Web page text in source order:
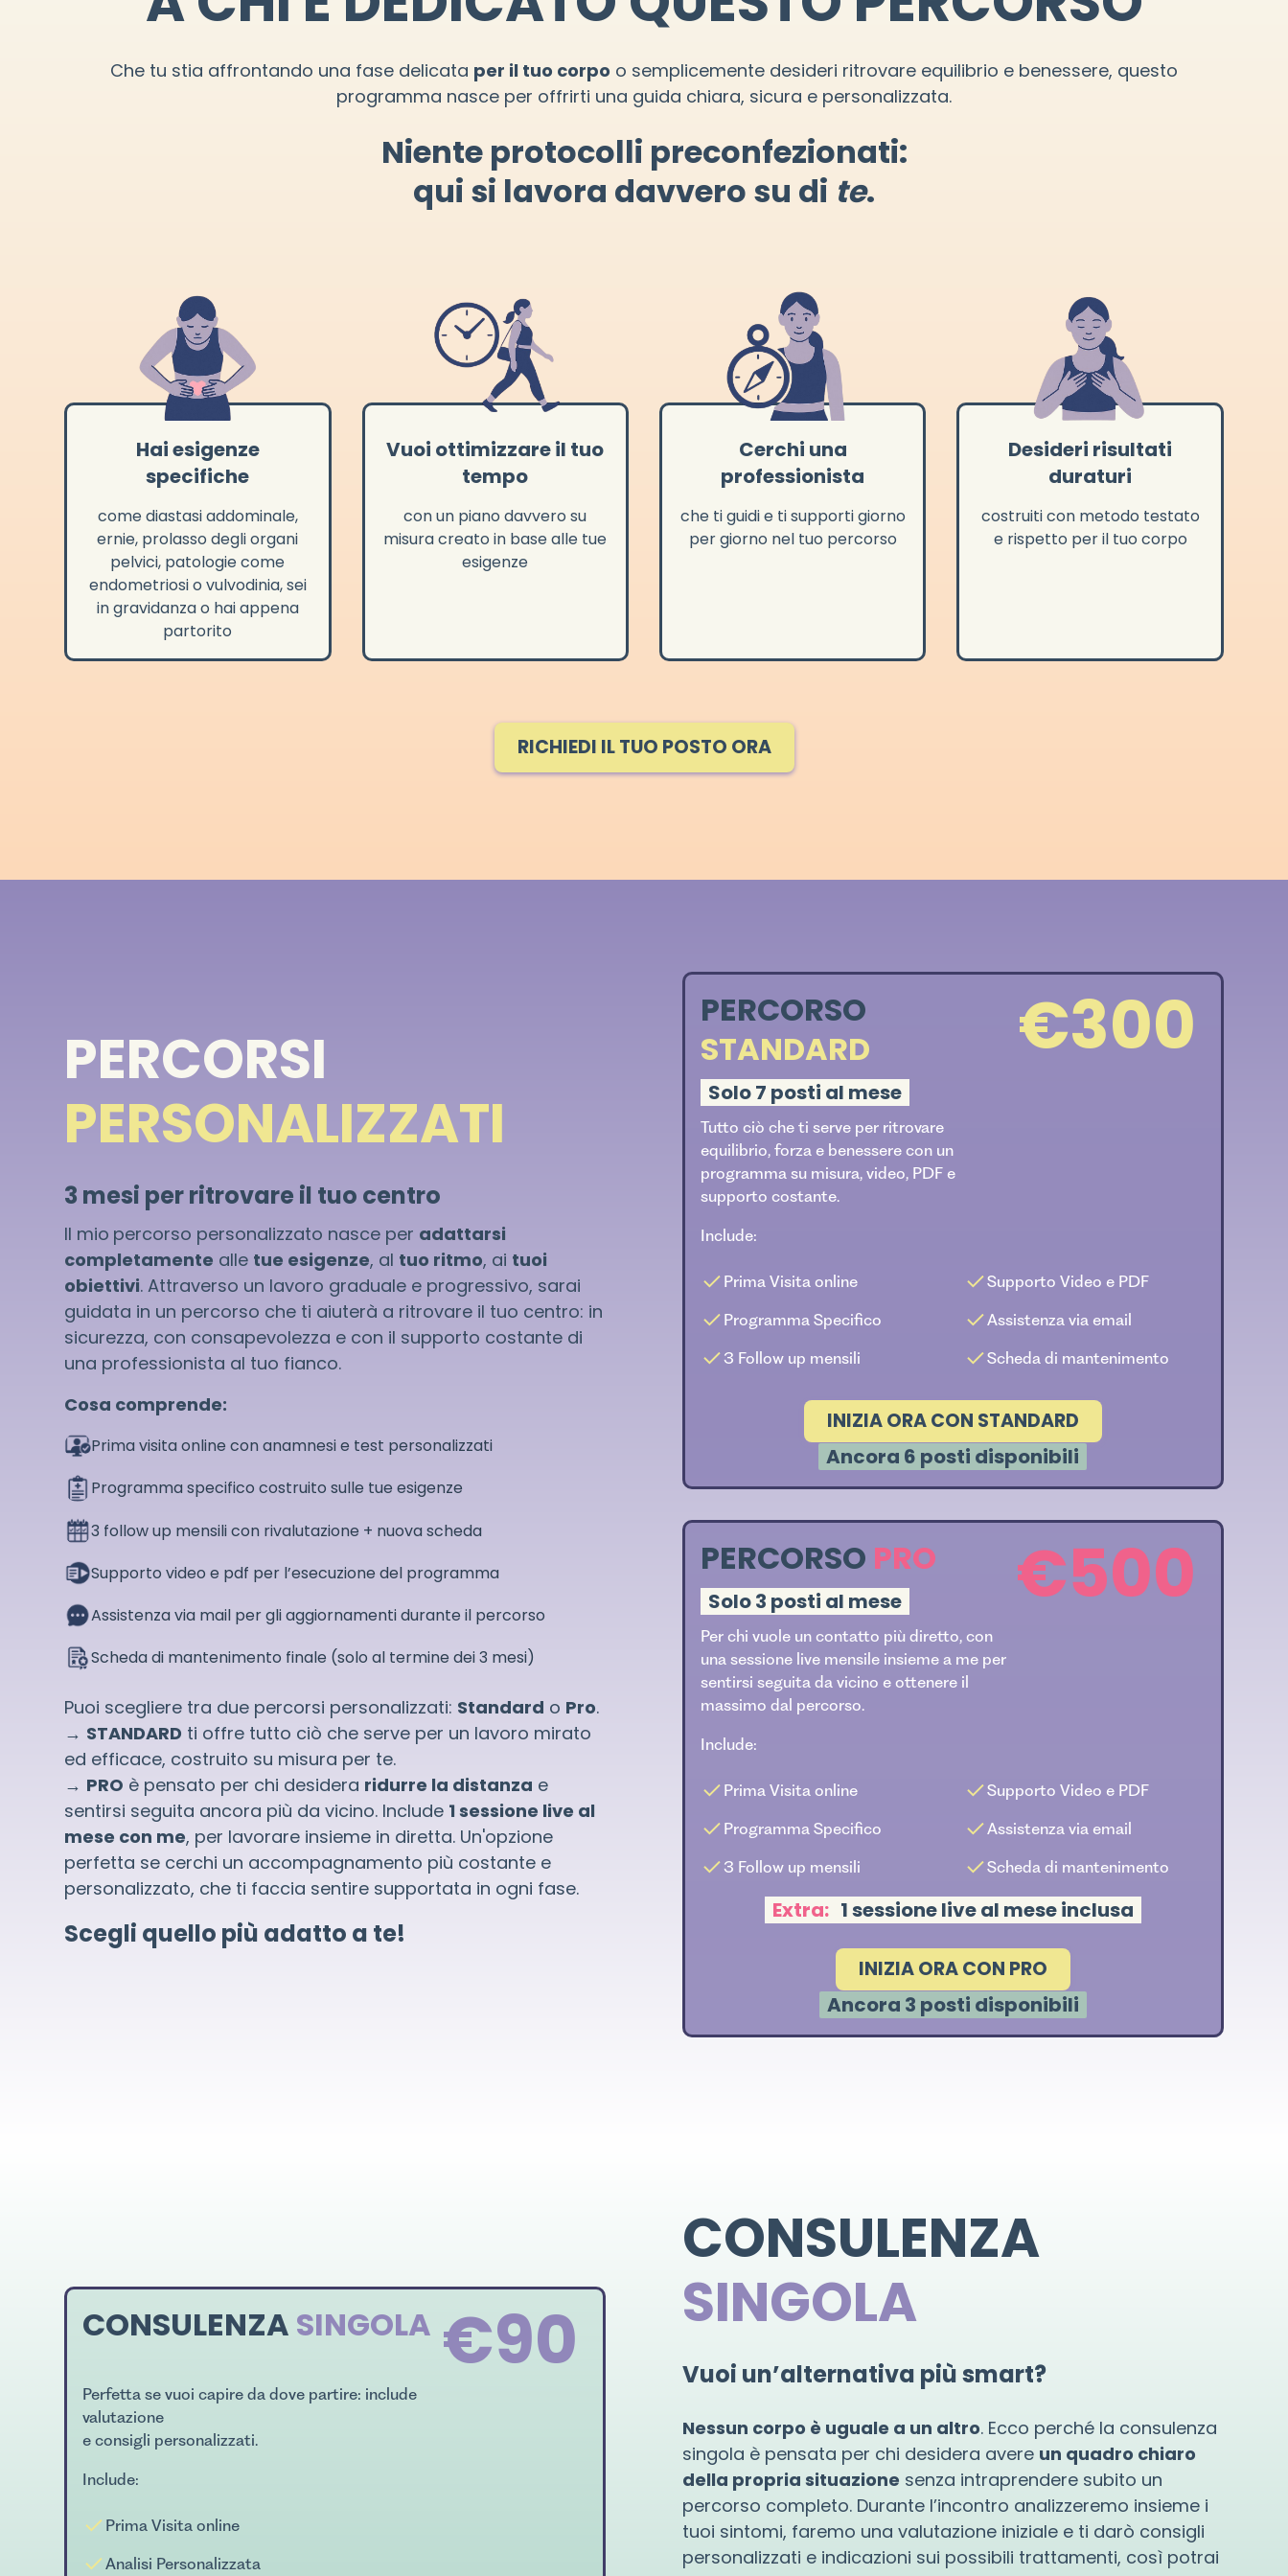
Che tu stia affrontando una fase delicata per il tuo corpo o semplicemente desideri ritrovare equilibrio e benessere, questo
programma nasce per offrirti una guida chiara, sicura e personalizzata.
Niente protocolli preconfezionati:
qui si lavora davvero su di te.
Hai esigenze
specifiche
come diastasi addominale,
ernie, prolasso degli organi
pelvici, patologie come
endometriosi o vulvodinia, sei
in gravidanza o hai appena
partorito
Vuoi ottimizzare il tuo
tempo
con un piano davvero su
misura creato in base alle tue
esigenze
Cerchi una
professionista
che ti guidi e ti supporti giorno
per giorno nel tuo percorso
Desideri risultati
duraturi
costruiti con metodo testato
e rispetto per il tuo corpo
RICHIEDI IL TUO POSTO ORA
PERCORSI
PERSONALIZZATI
3 mesi per ritrovare il tuo centro
Il mio percorso personalizzato nasce per adattarsi
completamente alle tue esigenze, al tuo ritmo, ai tuoi
obiettivi. Attraverso un lavoro graduale e progressivo, sarai
guidata in un percorso che ti aiuterà a ritrovare il tuo centro: in
sicurezza, con consapevolezza e con il supporto costante di
una professionista al tuo fianco.
Cosa comprende:
Prima visita online con anamnesi e test personalizzati
Programma specifico costruito sulle tue esigenze
3 follow up mensili con rivalutazione + nuova scheda
Supporto video e pdf per l’esecuzione del programma
Assistenza via mail per gli aggiornamenti durante il percorso
Scheda di mantenimento finale (solo al termine dei 3 mesi)
Puoi scegliere tra due percorsi personalizzati: Standard o Pro.
→ STANDARD ti offre tutto ciò che serve per un lavoro mirato
ed efficace, costruito su misura per te.
→ PRO è pensato per chi desidera ridurre la distanza e
sentirsi seguita ancora più da vicino. Include 1 sessione live al
mese con me, per lavorare insieme in diretta. Un'opzione
perfetta se cerchi un accompagnamento più costante e
personalizzato, che ti faccia sentire supportata in ogni fase.
Scegli quello più adatto a te!
PERCORSO
STANDARD
Solo 7 posti al mese
Tutto ciò che ti serve per ritrovare
equilibrio, forza e benessere con un
programma su misura, video, PDF e
supporto costante.
€300
Include:
Prima Visita online
Supporto Video e PDF
Programma Specifico
Assistenza via email
3 Follow up mensili
Scheda di mantenimento
INIZIA ORA CON STANDARD
Ancora 6 posti disponibili
PERCORSO PRO
Solo 3 posti al mese
Per chi vuole un contatto più diretto, con
una sessione live mensile insieme a me per
sentirsi seguita da vicino e ottenere il
massimo dal percorso.
€500
Include:
Prima Visita online
Supporto Video e PDF
Programma Specifico
Assistenza via email
3 Follow up mensili
Scheda di mantenimento
Extra: 1 sessione live al mese inclusa
INIZIA ORA CON PRO
Ancora 3 posti disponibili
CONSULENZA SINGOLA
Perfetta se vuoi capire da dove partire: include
valutazione
e consigli personalizzati.
€90
Include:
Prima Visita online
Analisi Personalizzata
CONSULENZA
SINGOLA
Vuoi un’alternativa più smart?
Nessun corpo è uguale a un altro. Ecco perché la consulenza
singola è pensata per chi desidera avere un quadro chiaro
della propria situazione senza intraprendere subito un
percorso completo. Durante l’incontro analizzeremo insieme i
tuoi sintomi, faremo una valutazione iniziale e ti darò consigli
personalizzati e indicazioni sui possibili trattamenti, così potrai